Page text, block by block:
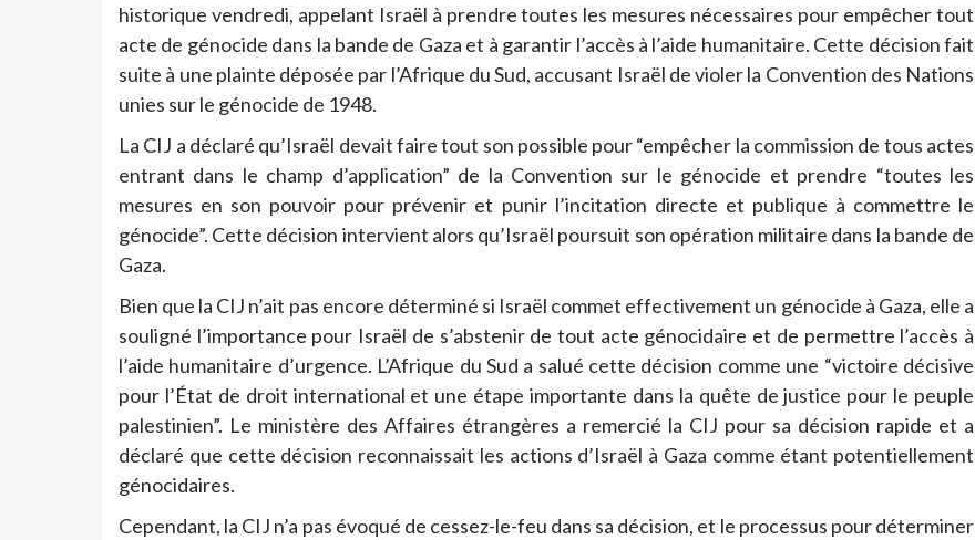
historique vendredi, appelant Israël à prendre toutes les mesures nécessaires pour empêcher tout
acte de génocide dans la bande de Gaza et à garantir l’accès à l’aide humanitaire. Cette décision fait
suite à une plainte déposée par l’Afrique du Sud, accusant Israël de violer la Convention des Nations
unies sur le génocide de 1948.
La CIJ a déclaré qu’Israël devait faire tout son possible pour “empêcher la commission de tous actes
entrant dans le champ d’application” de la Convention sur le génocide et prendre “toutes les
mesures en son pouvoir pour prévenir et punir l’incitation directe et publique à commettre le
génocide”. Cette décision intervient alors qu’Israël poursuit son opération militaire dans la bande de
Gaza.
Bien que la CIJ n’ait pas encore déterminé si Israël commet effectivement un génocide à Gaza, elle a
souligné l’importance pour Israël de s’abstenir de tout acte génocidaire et de permettre l’accès à
l’aide humanitaire d’urgence. L’Afrique du Sud a salué cette décision comme une “victoire décisive
pour l’État de droit international et une étape importante dans la quête de justice pour le peuple
palestinien”. Le ministère des Affaires étrangères a remercié la CIJ pour sa décision rapide et a
déclaré que cette décision reconnaissait les actions d’Israël à Gaza comme étant potentiellement
génocidaires.
Cependant, la CIJ n’a pas évoqué de cessez-le-feu dans sa décision, et le processus pour déterminer